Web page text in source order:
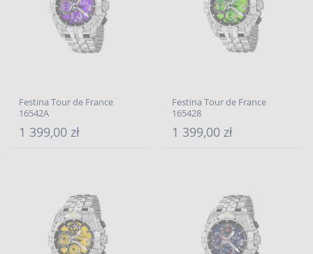
Festina Tour de France
16542A
1 399,00 zł
Festina Tour de France
165428
1 399,00 zł